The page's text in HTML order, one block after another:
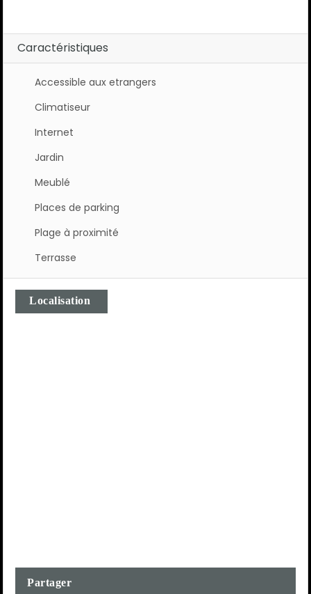
Caractéristiques
Accessible aux etrangers
Climatiseur
Internet
Jardin
Meublé
Places de parking
Plage à proximité
Terrasse
Localisation
Partager